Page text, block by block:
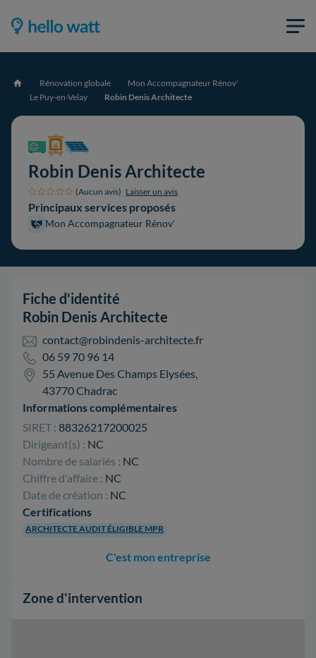
Accueil Rénovation globale
Mon Accompagnateur Rénov'
Le Puy-en-Velay
Robin Denis Architecte
Robin Denis Architecte
(Aucun avis) Laisser un avis
Principaux services proposés
Mon Accompagnateur Rénov'
Fiche d'identité
Robin Denis Architecte
contact@robindenis-architecte.fr
06 59 70 96 14
55 Avenue Des Champs Elysées,
43770 Chadrac
Informations complémentaires
SIRET : 88326217200025
Dirigeant(s) : NC
Nombre de salariés : NC
Chiffre d'affaire : NC
Date de création : NC
Certifications
ARCHITECTE AUDIT ÉLIGIBLE MPR
C'est mon entreprise
Zone d'intervention